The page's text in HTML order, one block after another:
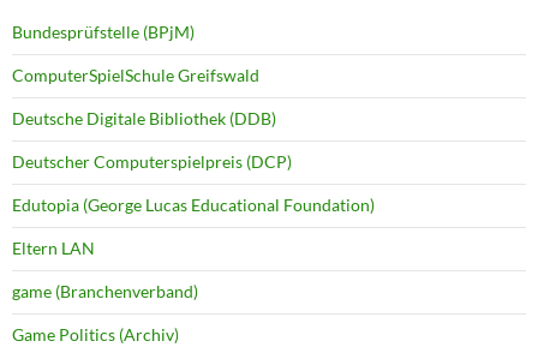
Bundesprüfstelle (BPjM)
ComputerSpielSchule Greifswald
Deutsche Digitale Bibliothek (DDB)
Deutscher Computerspielpreis (DCP)
Edutopia (George Lucas Educational Foundation)
Eltern LAN
game (Branchenverband)
Game Politics (Archiv)